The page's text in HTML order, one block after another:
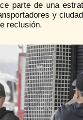
parte de una
y
reclusión.